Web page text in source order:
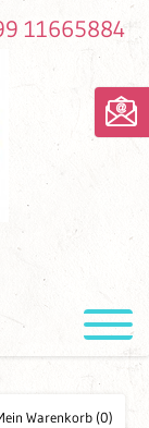
11665884
Warenkorb (0)